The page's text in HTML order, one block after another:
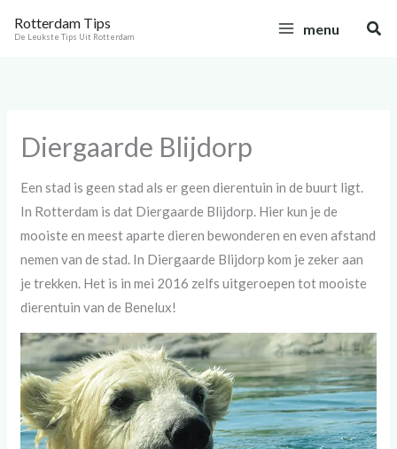
naar
Rotterdam Tips
De Leukste Tips Uit Rotterdam menu
Diergaarde Blijdorp
Een stad is geen stad als er geen dierentuin in de buurt ligt.
In Rotterdam is dat Diergaarde Blijdorp. Hier kun je de
mooiste en meest aparte dieren bewonderen en even afstand
nemen van de stad. In Diergaarde Blijdorp kom je zeker aan
je trekken. Het is in mei 2016 zelfs uitgeroepen tot mooiste
dierentuin van de Benelux!
a
n